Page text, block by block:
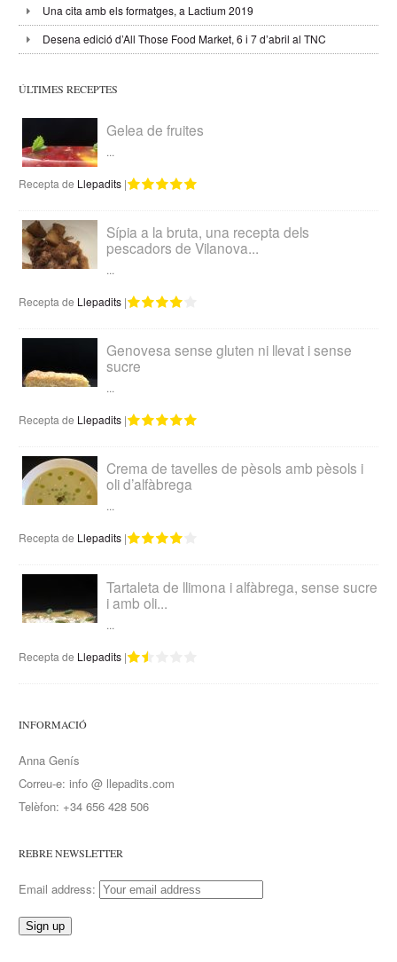
Una cita amb els formatges, a Lactium 2019
Desena edició d’All Those Food Market, 6 i 7 d’abril al TNC
ÚLTIMES RECEPTES
Gelea de fruites
...
Recepta de Llepadits |
Sípia a la bruta, una recepta dels
pescadors de Vilanova...
...
Recepta de Llepadits |
Genovesa sense gluten ni llevat i sense
sucre
...
Recepta de Llepadits |
Crema de tavelles de pèsols amb pèsols i
oli d’alfàbrega
...
Recepta de Llepadits |
Tartaleta de llimona i alfàbrega, sense sucre
i amb oli...
...
Recepta de Llepadits |
INFORMACIÓ
Anna Genís
Correu-e: info @ llepadits.com
Telèfon: +34 656 428 506
REBRE NEWSLETTER
Email address: